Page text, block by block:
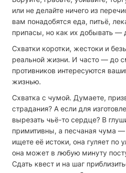
или не делайте ничего из
вам понадобятся еда, питьё,
припасы, но как их добывать —
Схватки коротки, жестоки и
реальной жизни. И часто — до
противников интересуются
жизнью.
Схватка с чумой. Думаете,
страдания? А если для
вырезать чьё-то сердце? В
примитивны, а песчаная чума
ищете её истоки, она гуляет по
она может в любую минуту
Сдать квест и на шаг